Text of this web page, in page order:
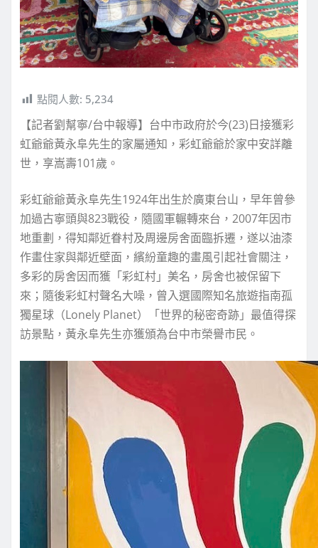
點閱人數: 5,234
【記者劉幫寧/台中報導】台中市政府於今(23)日接獲彩
虹爺爺黃永阜先生的家屬通知，彩虹爺爺於家中安詳離
世，享嵩壽101歲。
彩虹爺爺黃永阜先生1924年出生於廣東台山，早年曾參
加過古寧頭與823戰役，隨國軍輾轉來台，2007年因市
地重劃，得知鄰近眷村及周邊房舍面臨拆遷，遂以油漆
作畫住家與鄰近壁面，繽紛童趣的畫風引起社會關注，
多彩的房舍因而獲「彩虹村」美名，房舍也被保留下
來；隨後彩虹村聲名大噪，曾入選國際知名旅遊指南孤
獨星球（Lonely Planet）「世界的秘密奇跡」最值得探
訪景點，黃永阜先生亦獲頒為台中市榮譽市民。